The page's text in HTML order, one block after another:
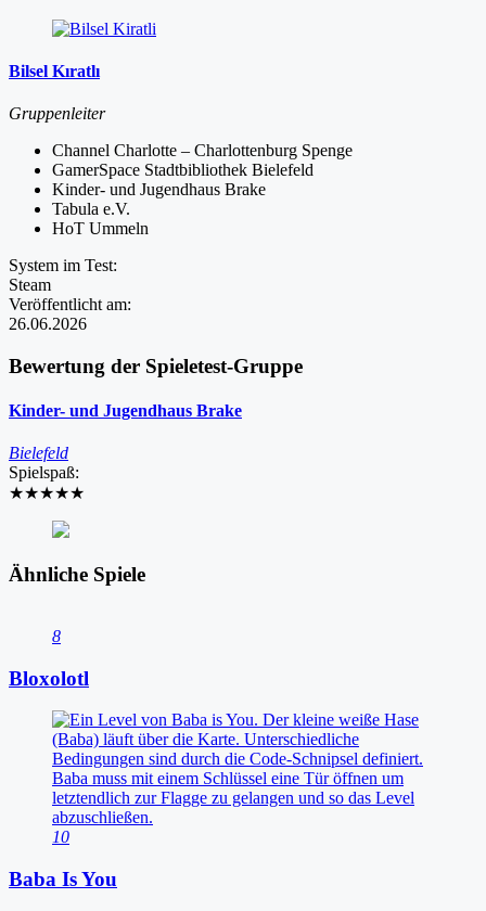
Bilsel Kıratlı
Gruppenleiter
Channel Charlotte – Charlottenburg Spenge
GamerSpace Stadtbibliothek Bielefeld
Kinder- und Jugendhaus Brake
Tabula e.V.
HoT Ummeln
System im Test:
Steam
Veröffentlicht am:
26.06.2026
Bewertung der Spieletest-Gruppe
Kinder- und Jugendhaus Brake
Bielefeld
Spielspaß:
★★★★★
Ähnliche Spiele
8
Bloxolotl
10
Baba Is You